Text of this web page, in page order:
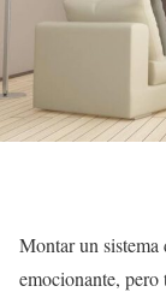
Montar un sistema
emocionante, pero